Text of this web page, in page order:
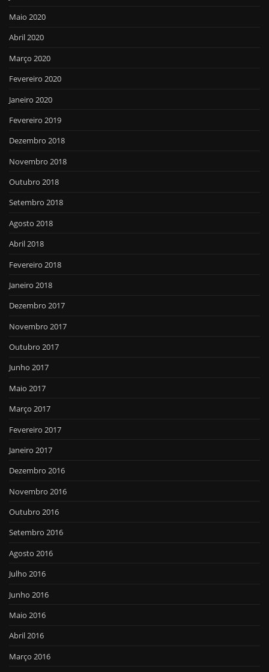
Maio 2020
Abril 2020
Março 2020
Fevereiro 2020
Janeiro 2020
Fevereiro 2019
Dezembro 2018
Novembro 2018
Outubro 2018
Setembro 2018
Agosto 2018
Abril 2018
Fevereiro 2018
Janeiro 2018
Dezembro 2017
Novembro 2017
Outubro 2017
Junho 2017
Maio 2017
Março 2017
Fevereiro 2017
Janeiro 2017
Dezembro 2016
Novembro 2016
Outubro 2016
Setembro 2016
Agosto 2016
Julho 2016
Junho 2016
Maio 2016
Abril 2016
Março 2016